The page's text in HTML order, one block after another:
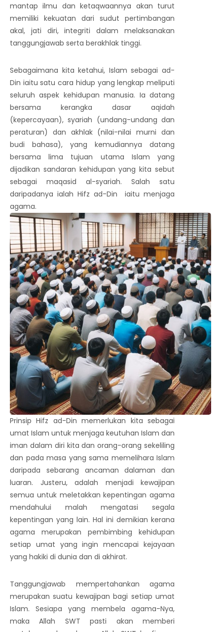
mantap ilmu dan ketaqwaannya akan turut
memiliki kekuatan dari sudut pertimbangan
akal, jati diri, integriti dalam melaksanakan
tanggungjawab serta berakhlak tinggi.
Sebagaimana kita ketahui, Islam sebagai ad-
Din iaitu satu cara hidup yang lengkap meliputi
seluruh aspek kehidupan manusia. Ia datang
bersama kerangka dasar aqidah
(kepercayaan), syariah (undang-undang dan
peraturan) dan akhlak (nilai-nilai murni dan
budi bahasa), yang kemudiannya datang
bersama lima tujuan utama Islam yang
dijadikan sandaran kehidupan yang kita sebut
sebagai maqasid al-syariah. Salah satu
daripadanya ialah Hifz ad-Din iaitu menjaga
agama.
Prinsip Hifz ad-Din memerlukan kita sebagai
umat Islam untuk menjaga keutuhan Islam dan
iman dalam diri kita dan orang-orang sekeliling
dan pada masa yang sama memelihara Islam
daripada sebarang ancaman dalaman dan
luaran. Justeru, adalah menjadi kewajipan
semua untuk meletakkan kepentingan agama
mendahului malah mengatasi segala
kepentingan yang lain. Hal ini demikian kerana
agama merupakan pembimbing kehidupan
setiap umat yang ingin mencapai kejayaan
yang hakiki di dunia dan di akhirat.
Tanggungjawab mempertahankan agama
merupakan suatu kewajipan bagi setiap umat
Islam. Sesiapa yang membela agama-Nya,
maka Allah SWT pasti akan memberi